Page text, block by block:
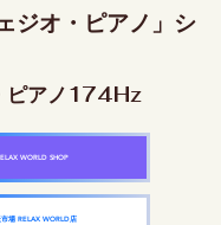
ジオ・ピアノ」シ
ピアノ174Hz
WORLD SHOP
市場 RELAX WORLD店